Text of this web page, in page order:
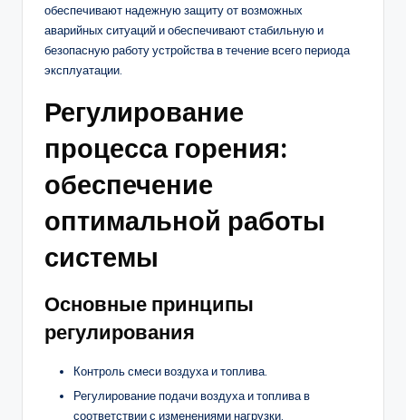
обеспечивают надежную защиту от возможных
аварийных ситуаций и обеспечивают стабильную и
безопасную работу устройства в течение всего периода
эксплуатации.
Регулирование
процесса горения:
обеспечение
оптимальной работы
системы
Основные принципы
регулирования
Контроль смеси воздуха и топлива.
Регулирование подачи воздуха и топлива в
соответствии с изменениями нагрузки.